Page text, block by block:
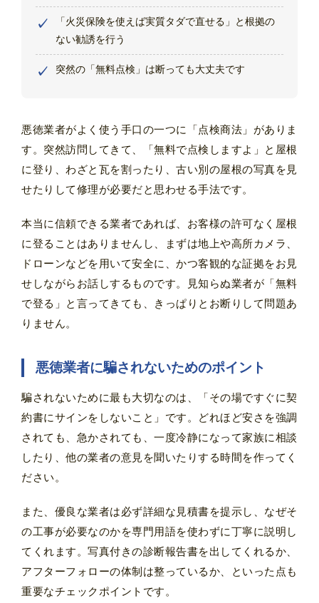
「火災保険を使えば実質タダで直せる」と根拠の
ない勧誘を行う
突然の「無料点検」は断っても大丈夫です
悪徳業者がよく使う手口の一つに「点検商法」がありま
す。突然訪問してきて、「無料で点検しますよ」と屋根
に登り、わざと瓦を割ったり、古い別の屋根の写真を見
せたりして修理が必要だと思わせる手法です。
本当に信頼できる業者であれば、お客様の許可なく屋根
に登ることはありませんし、まずは地上や高所カメラ、
ドローンなどを用いて安全に、かつ客観的な証拠をお見
せしながらお話しするものです。見知らぬ業者が「無料
で登る」と言ってきても、きっぱりとお断りして問題あ
りません。
悪徳業者に騙されないためのポイント
騙されないために最も大切なのは、「その場ですぐに契
約書にサインをしないこと」です。どれほど安さを強調
されても、急かされても、一度冷静になって家族に相談
したり、他の業者の意見を聞いたりする時間を作ってく
ださい。
また、優良な業者は必ず詳細な見積書を提示し、なぜそ
の工事が必要なのかを専門用語を使わずに丁寧に説明し
てくれます。写真付きの診断報告書を出してくれるか、
アフターフォローの体制は整っているか、といった点も
重要なチェックポイントです。